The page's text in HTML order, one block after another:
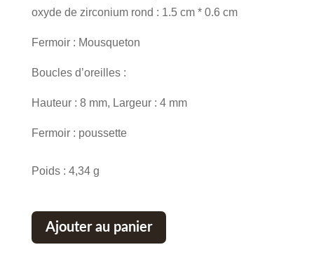
oxyde de zirconium rond : 1.5 cm * 0.6 cm
Fermoir : Mousqueton
Boucles d’oreilles :
Hauteur : 8 mm, Largeur : 4 mm
Fermoir : poussette
Poids : 4,34 g
Ajouter au panier